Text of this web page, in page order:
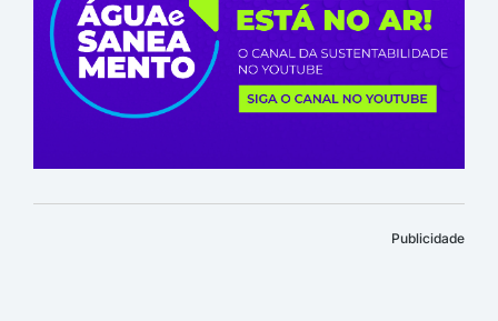
Publicidade